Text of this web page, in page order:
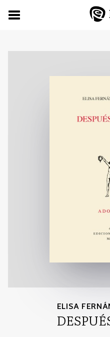
ELISA